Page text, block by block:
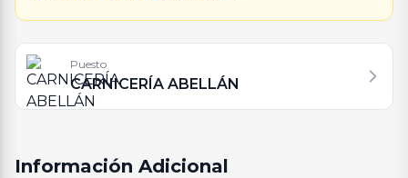
Puesto
CARNICERÍA ABELLÁN
Información Adicional